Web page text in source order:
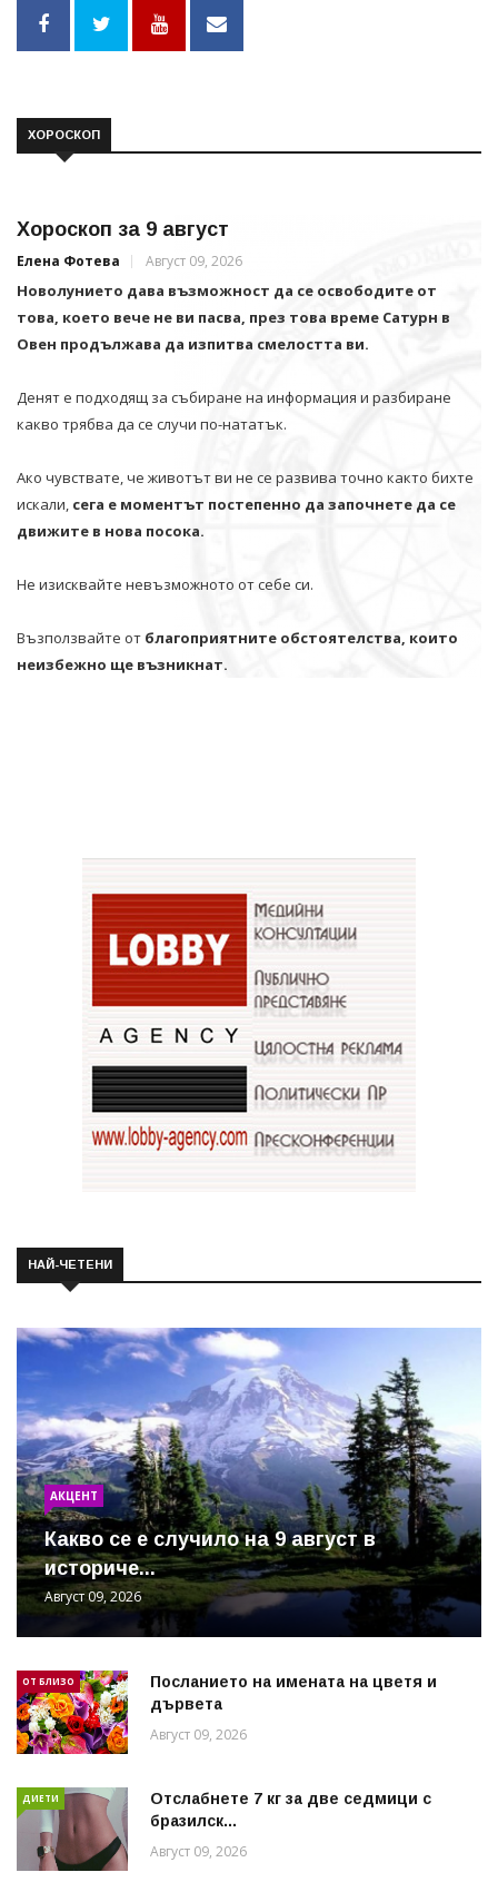
ХОРОСКОП
Хороскоп за 9 август
Елена Фотева Август 09, 2026
Новолунието дава възможност да се освободите от
това, което вече не ви пасва, през това време Сатурн в
Овен продължава да изпитва смелостта ви.
Денят е подходящ за събиране на информация и разбиране
какво трябва да се случи по-нататък.
Ако чувствате, че животът ви не се развива точно както бихте
искали, сега е моментът постепенно да започнете да се
движите в нова посока.
Не изисквайте невъзможното от себе си.
Възползвайте от благоприятните обстоятелства, които
неизбежно ще възникнат.
НАЙ-ЧЕТЕНИ
АКЦЕНТ
Какво се е случило на 9 август в
историче...
Август 09, 2026
ОТ БЛИЗО
Посланието на имената на цветя и
дървета
Август 09, 2026
ДИЕТИ
Отслабнете 7 кг за две седмици с
бразилск...
Август 09, 2026